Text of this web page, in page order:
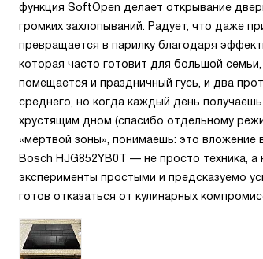
функция SoftOpen делает открывание
громких захлопываний. Радует, что даже
превращается в парилку благодаря
которая часто готовит для большой
помещается и праздничный гусь, и два
среднего, но когда каждый день
хрустящим дном (спасибо отдельному
«мёртвой зоны», понимаешь: это вложение
Bosch HJG852YB0T — не просто техника,
эксперименты простыми и предсказуемо
готов отказаться от кулинарных